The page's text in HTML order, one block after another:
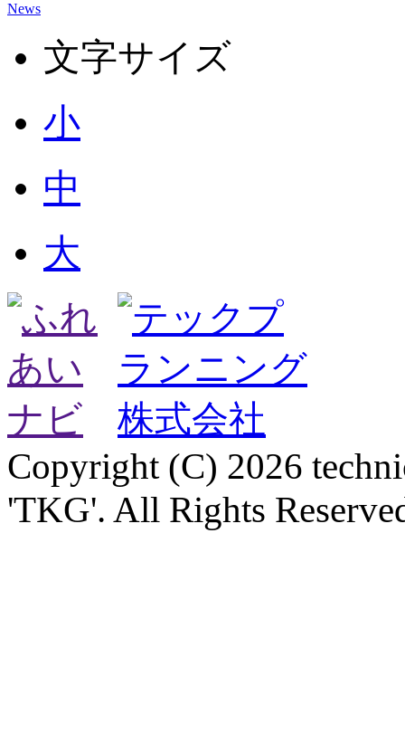
News
文字サイズ
小
中
大
Copyright (C) 2026
'TKG'. All Rights